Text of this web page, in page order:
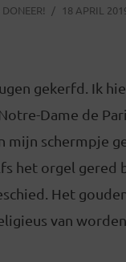
18 APRIL
gekerfd. Ik
Dame de
mijn schermpje
het orgel gered
Het
van